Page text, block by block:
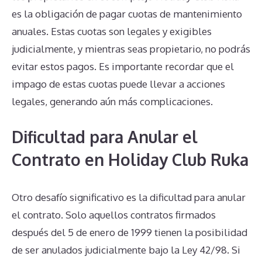
es la obligación de pagar cuotas de mantenimiento
anuales. Estas cuotas son legales y exigibles
judicialmente, y mientras seas propietario, no podrás
evitar estos pagos. Es importante recordar que el
impago de estas cuotas puede llevar a acciones
legales, generando aún más complicaciones.
Dificultad para Anular el
Contrato en Holiday Club Ruka
Otro desafío significativo es la dificultad para anular
el contrato. Solo aquellos contratos firmados
después del 5 de enero de 1999 tienen la posibilidad
de ser anulados judicialmente bajo la Ley 42/98. Si